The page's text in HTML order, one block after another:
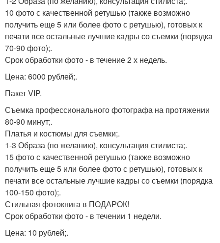
10 фото с качественной ретушью (также возможно
получить еще 5 или более фото с ретушью), готовых к
печати все остальные лучшие кадры со съемки (порядка
70-90 фото);.
Срок обработки фото - в течение 2 х недель.
Цена: 6000 рублей;.
Пакет VIP.
Съемка профессионального фотографа на протяжении
80-90 минут;.
Платья и костюмы для съемки;.
1-3 Образа (по желанию), консультация стилиста;.
15 фото с качественной ретушью (также возможно
получить еще 5 или более фото с ретушью), готовых к
печати все остальные лучшие кадры со съемки (порядка
100-150 фото);.
Стильная фотокнига в ПОДАРОК!
Срок обработки фото - в течении 1 недели.
Цена: 10 рублей;.